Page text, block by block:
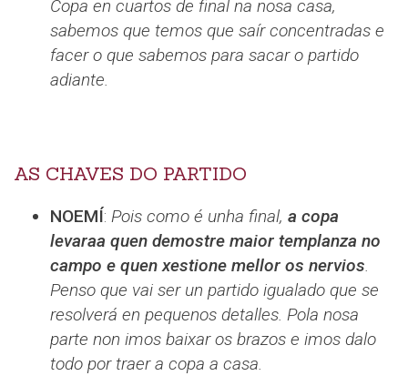
Copa en cuartos de final na nosa casa,
sabemos que temos que saír concentradas e
facer o que sabemos para sacar o partido
adiante.
AS CHAVES DO PARTIDO
NOEMÍ: Pois como é unha final, a copa
levaraa quen demostre maior templanza no
campo e quen xestione mellor os nervios.
Penso que vai ser un partido igualado que se
resolverá en pequenos detalles. Pola nosa
parte non imos baixar os brazos e imos dalo
todo por traer a copa a casa.